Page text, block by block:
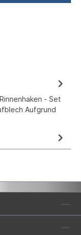
- Set
Aufgrund